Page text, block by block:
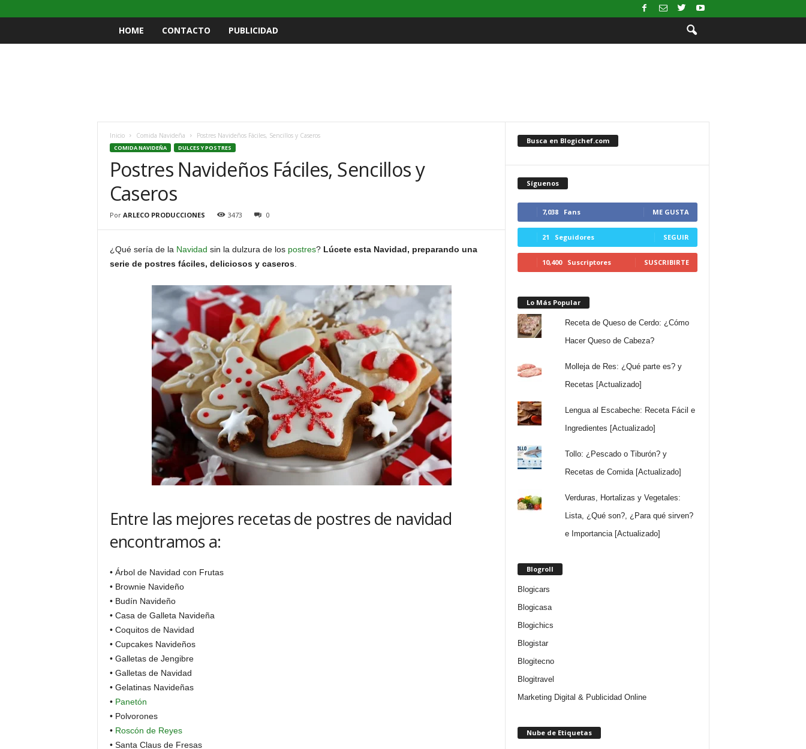
HOME CONTACTO PUBLICIDAD
Inicio Comida Navideña Postres Navideños Fáciles, Sencillos y Caseros
COMIDA NAVIDEÑA DULCES Y POSTRES
Postres Navideños Fáciles, Sencillos y
Caseros
Por ARLECO PRODUCCIONES 3473 0
¿Qué sería de la Navidad sin la dulzura de los postres? Lúcete esta Navidad, preparando una
serie de postres fáciles, deliciosos y caseros.
Entre las mejores recetas de postres de navidad
encontramos a:
• Árbol de Navidad con Frutas
• Brownie Navideño
• Budín Navideño
• Casa de Galleta Navideña
• Coquitos de Navidad
• Cupcakes Navideños
• Galletas de Jengibre
• Galletas de Navidad
• Gelatinas Navideñas
• Panetón
• Polvorones
• Roscón de Reyes
• Santa Claus de Fresas
Busca en Blogichef.com
Síguenos
7,038 Fans ME GUSTA
21 Seguidores SEGUIR
10,400 Suscriptores SUSCRIBIRTE
Lo Más Popular
Receta de Queso de Cerdo: ¿Cómo
Hacer Queso de Cabeza?
Molleja de Res: ¿Qué parte es? y
Recetas [Actualizado]
Lengua al Escabeche: Receta Fácil e
Ingredientes [Actualizado]
Tollo: ¿Pescado o Tiburón? y
Recetas de Comida [Actualizado]
Verduras, Hortalizas y Vegetales:
Lista, ¿Qué son?, ¿Para qué sirven?
e Importancia [Actualizado]
Blogroll
Blogicars
Blogicasa
Blogichics
Blogistar
Blogitecno
Blogitravel
Marketing Digital & Publicidad Online
Nube de Etiquetas